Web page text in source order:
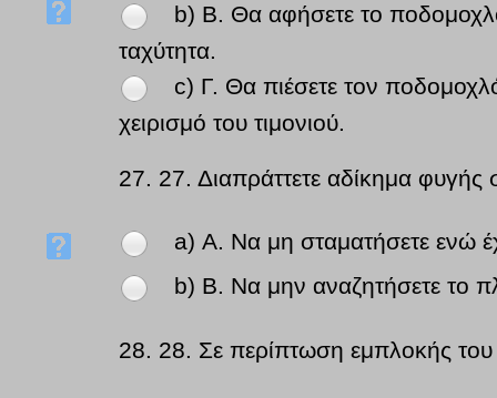
b) Β. Θα αφήσετε το
ταχύτητα.
c) Γ. Θα πιέσετε τον
χειρισμό του τιμονιού.
27. 27. Διαπράττετε αδίκημα φυγής
a) Α. Να μη σταματήσετε ενώ
b) Β. Να μην αναζητήσετε το
28. 28. Σε περίπτωση εμπλοκής του